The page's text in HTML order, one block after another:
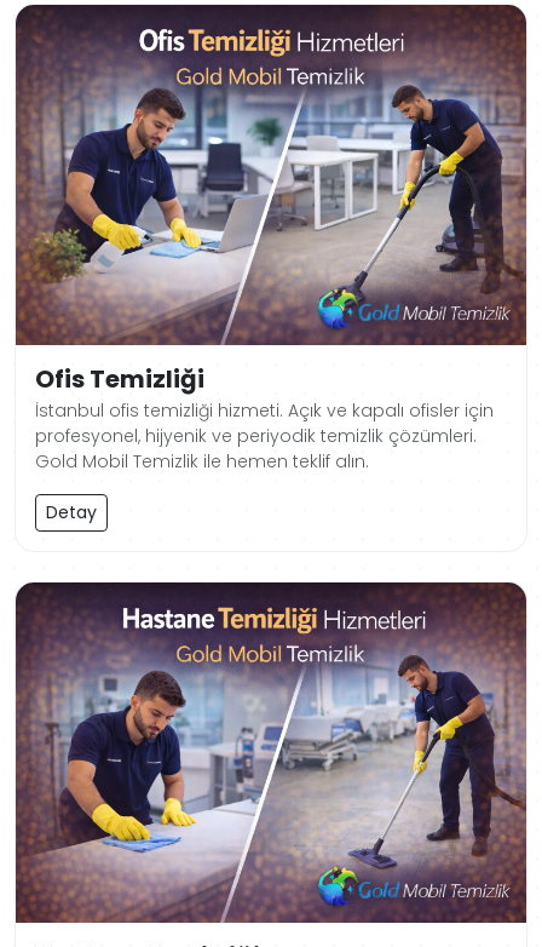
Ofis Temizliği
İstanbul ofis temizliği hizmeti. Açık ve kapalı ofisler için
profesyonel, hijyenik ve periyodik temizlik çözümleri.
Gold Mobil Temizlik ile hemen teklif alın.
Detay